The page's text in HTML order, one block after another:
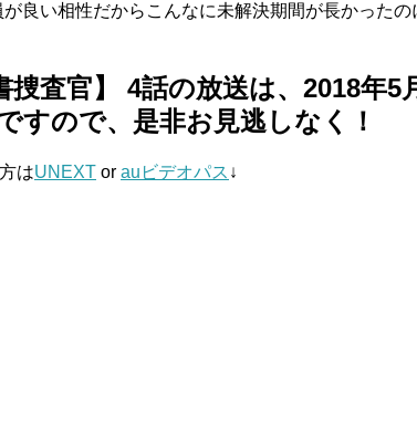
良い相性だからこんなに未解決期間が長かったの
査官】 4話の放送は、2018年5
すので、是非お見逃しなく！
はUNEXT or auビデオパス ↓